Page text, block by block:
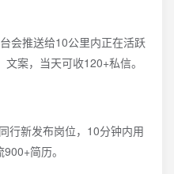
会推送给10公里内正在活跃
案，当天可收120+私信。
行新发布岗位，10分钟内用
简历。